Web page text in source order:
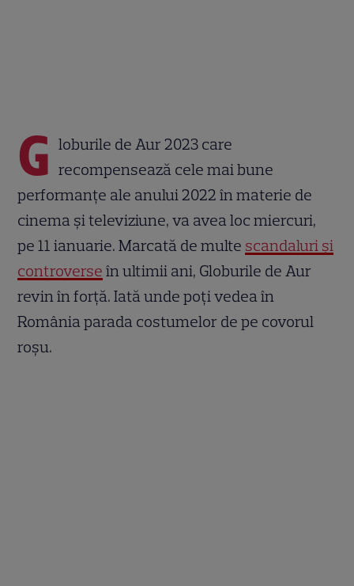
G loburile de Aur 2023 care
recompensează cele mai bune
performanțe ale anului 2022 în materie de
cinema și televiziune, va avea loc miercuri,
pe 11 ianuarie. Marcată de multe scandaluri și
controverse în ultimii ani, Globurile de Aur
revin în forță. Iată unde poți vedea în
România parada costumelor de pe covorul
roșu.